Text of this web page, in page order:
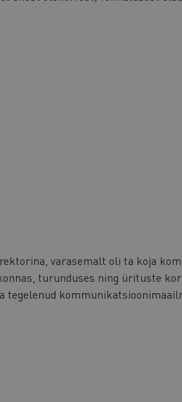
varasemalt oli ta koja
turunduses ning ürituste